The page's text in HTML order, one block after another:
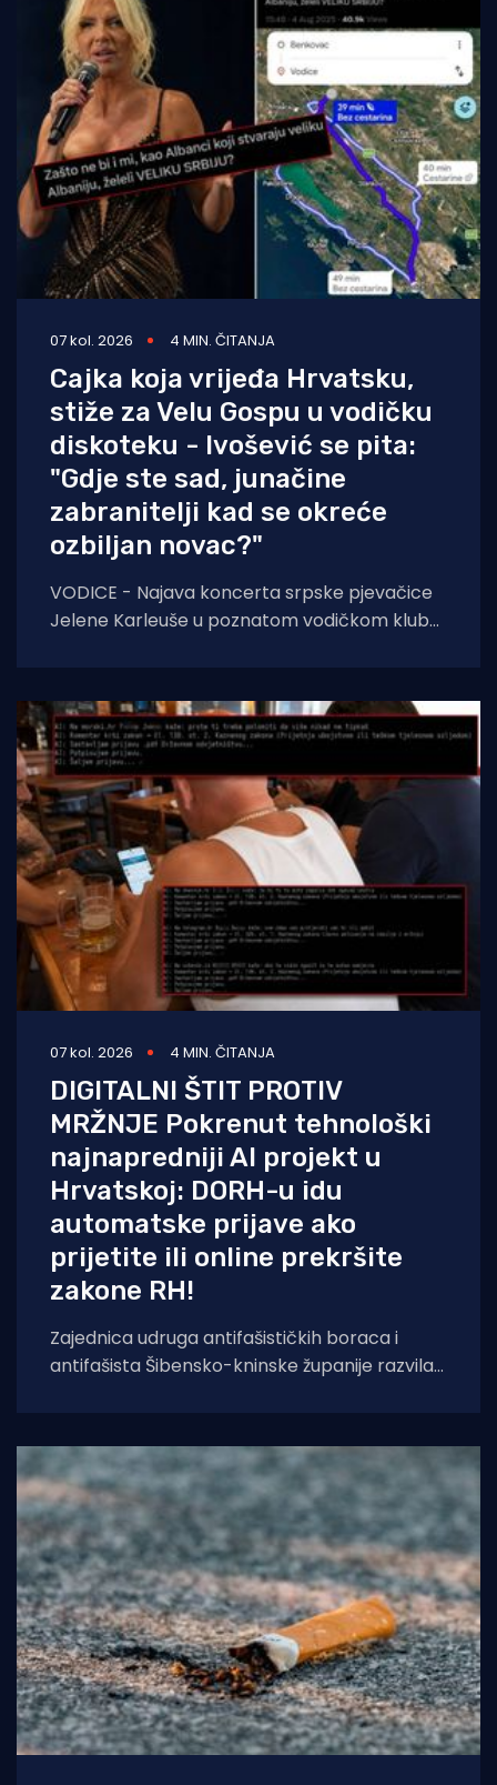
07 kol. 2026 4 MIN. ČITANJA
Cajka koja vrijeđa Hrvatsku,
stiže za Velu Gospu u vodičku
diskoteku - Ivošević se pita:
"Gdje ste sad, junačine
zabranitelji kad se okreće
ozbiljan novac?"
VODICE - Najava koncerta srpske pjevačice
Jelene Karleuše u poznatom vodičkom klubu
07 kol. 2026 4 MIN. ČITANJA
DIGITALNI ŠTIT PROTIV
MRŽNJE Pokrenut tehnološki
najnapredniji AI projekt u
Hrvatskoj: DORH-u idu
automatske prijave ako
prijetite ili online prekršite
zakone RH!
Zajednica udruga antifašističkih boraca i
antifašista Šibensko-kninske županije razvila